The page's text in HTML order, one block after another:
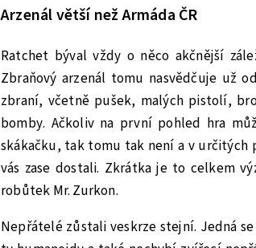
Arzenál větší než Armáda ČR
Ratchet býval vždy o něco akčnější
Zbraňový arzenál tomu nasvědčuje už
zbraní, včetně pušek, malých pistolí,
bomby. Ačkoliv na první pohled hra
skákačku, tak tomu tak není a v určitých
vás zase dostali. Zkrátka je to celkem
robůtek Mr. Zurkon.
Nepřátelé zůstali veskrze stejní. Jedná